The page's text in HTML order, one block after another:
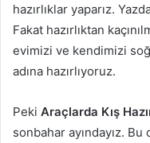
hazırlıklar yaparız.
Fakat hazırlıktan
evimizi ve kendimizi
adına hazırlıyoruz.
Peki Araçlarda Kış
sonbahar ayındayız. Bu